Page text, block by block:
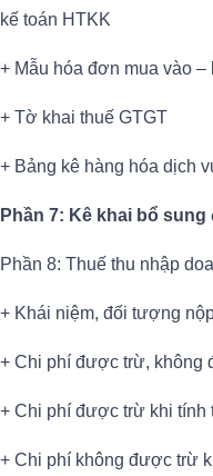
kế toán HTKK
+ Mẫu hóa đơn mua vào –
+ Tờ khai thuế GTGT
+ Bảng kê hàng hóa dịch
Phần 7: Kê khai bổ
Phần 8: Thuế thu nhập
+ Khái niệm, đối tượng
+ Chi phí được trừ, không
+ Chi phí được trừ khi tính
+ Chi phí không được trừ